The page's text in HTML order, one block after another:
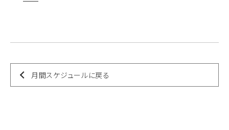
月間スケジュールに戻る